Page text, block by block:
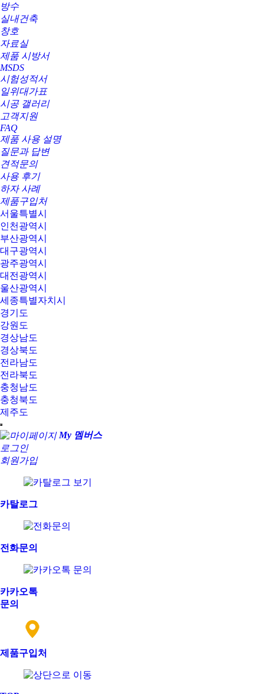
방수
실내건축
창호
자료실
제품 시방서
MSDS
시험성적서
일위대가표
시공 갤러리
고객지원
FAQ
제품 사용 설명
질문과 답변
견적문의
사용 후기
하자 사례
제품구입처
서울특별시
인천광역시
부산광역시
대구광역시
광주광역시
대전광역시
울산광역시
세종특별자치시
경기도
강원도
경상남도
경상북도
전라남도
전라북도
충청남도
충청북도
제주도
My 멤버스
로그인
회원가입
카탈로그
전화문의
카카오톡
문의
제품구입처